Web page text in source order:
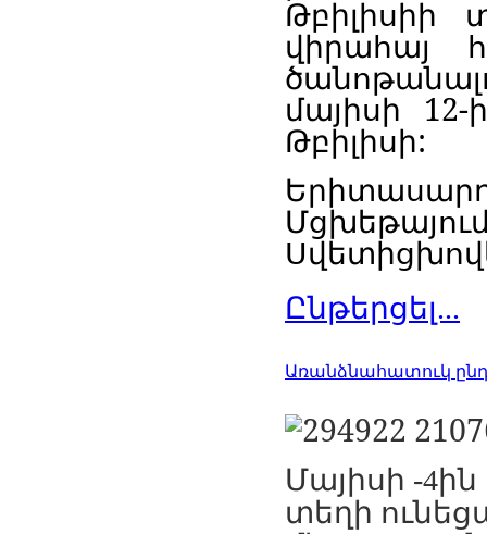
Թբիլիսիի
վիրահայ
մայիսի
Թբիլիսի:
Ընթերցել...
Առանձնահատուկ
Մայիսի -4ին
տեղի